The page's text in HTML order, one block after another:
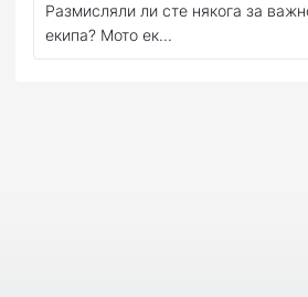
Размисляли ли сте някога за
екипа? Мото ек...